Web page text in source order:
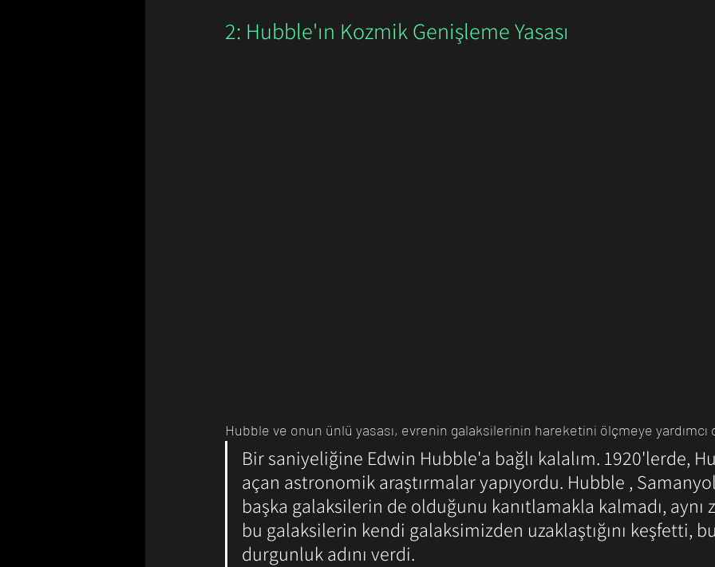
2: Hubble'ın Kozmik Genişleme Yasası
Hubble ve onun ünlü yasası, evrenin galaksilerinin hareketini ölçmeye yardımcı
Bir saniyeliğine Edwin Hubble'a bağlı kalalım. 1920'lerde,
açan astronomik araştırmalar yapıyordu. Hubble ,
başka galaksilerin de olduğunu kanıtlamakla kalmadı, aynı
bu galaksilerin kendi galaksimizden uzaklaştığını keşfetti,
durgunluk adını verdi.